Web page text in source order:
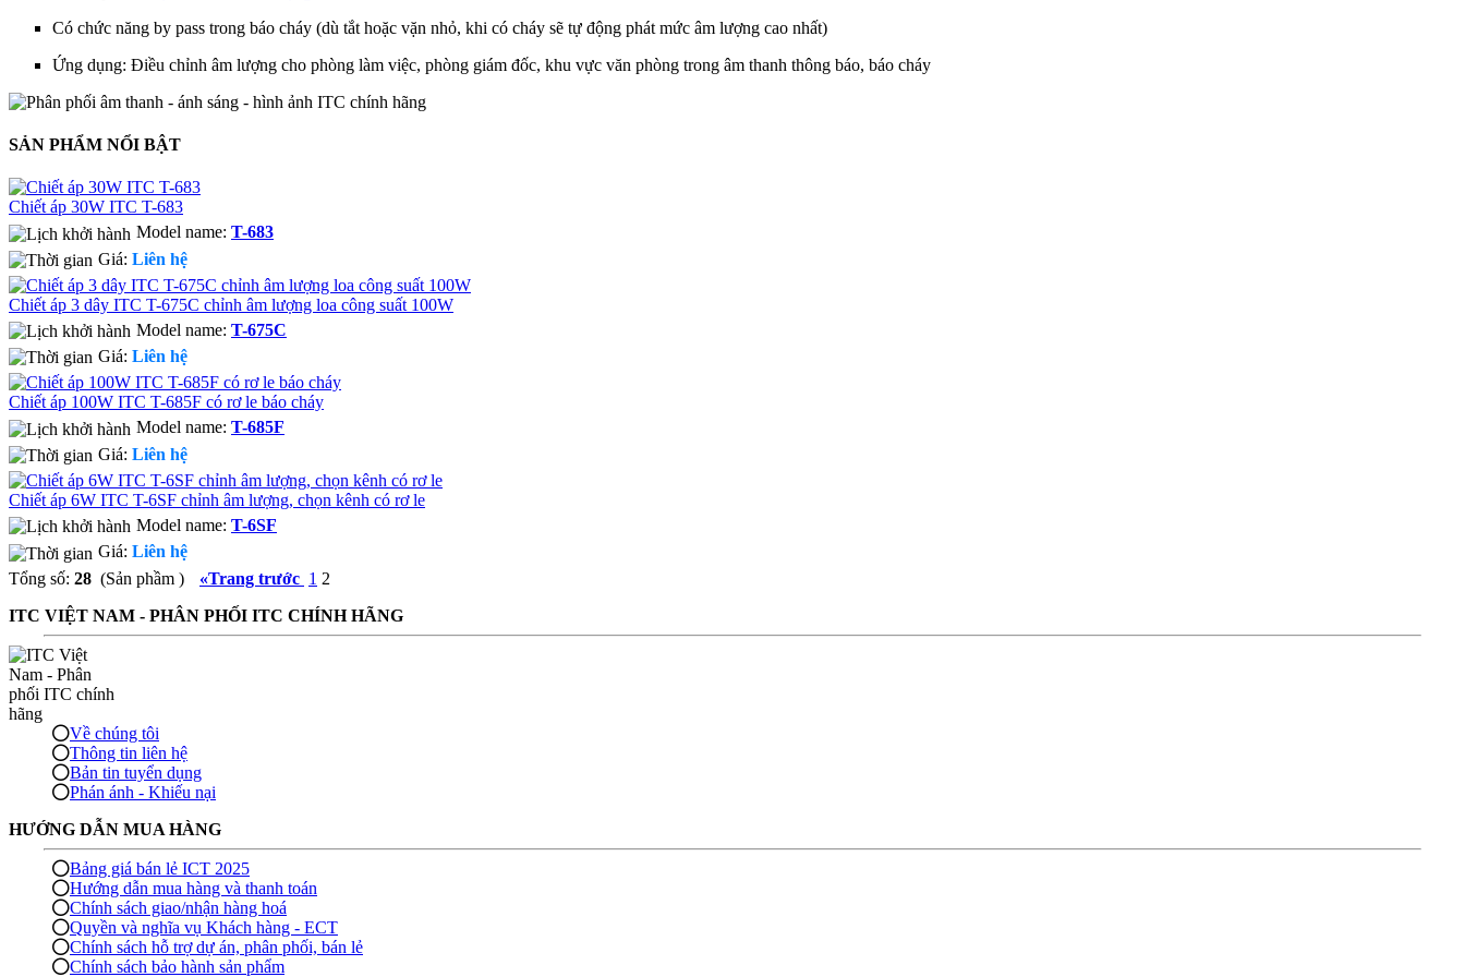
Có chức năng by pass trong báo cháy (dù tắt hoặc vặn nhỏ, khi có cháy sẽ tự động phát mức âm lượng cao nhất)
Ứng dụng: Điều chỉnh âm lượng cho phòng làm việc, phòng giám đốc, khu vực văn phòng trong âm thanh thông báo, báo cháy
SẢN PHẨM NỔI BẬT
Chiết áp 30W ITC T-683
Model name: T-683
Giá: Liên hệ
Chiết áp 3 dây ITC T-675C chỉnh âm lượng loa công suất 100W
Model name: T-675C
Giá: Liên hệ
Chiết áp 100W ITC T-685F có rơ le báo cháy
Model name: T-685F
Giá: Liên hệ
Chiết áp 6W ITC T-6SF chỉnh âm lượng, chọn kênh có rơ le
Model name: T-6SF
Giá: Liên hệ
Tổng số: 28 (Sản phầm ) «Trang trước 1 2
ITC VIỆT NAM - PHÂN PHỐI ITC CHÍNH HÃNG
Về chúng tôi
Thông tin liên hệ
Bản tin tuyển dụng
Phán ánh - Khiếu nại
HƯỚNG DẪN MUA HÀNG
Bảng giá bán lẻ ICT 2025
Hướng dẫn mua hàng và thanh toán
Chính sách giao/nhận hàng hoá
Quyền và nghĩa vụ Khách hàng - ECT
Chính sách hỗ trợ dự án, phân phối, bán lẻ
Chính sách bảo hành sản phẩm